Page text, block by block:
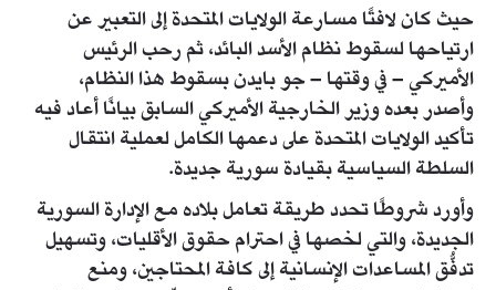
حيث كان لافتًا مسارعة الولايات المتحدة إلى التعبير عن
ارتياحها لسقوط نظام الأسد البائد، ثم رحب الرئيس
الأميركي – في وقتها – جو بايدن بسقوط هذا النظام،
وأصدر بعده وزير الخارجية الأميركي السابق بيانًا أعاد فيه
تأكيد الولايات المتحدة على دعمها الكامل لعملية انتقال
السلطة السياسية بقيادة سورية جديدة.
وأورد شروطًا تحدد طريقة تعامل بلاده مع الإدارة السورية
الجديدة، والتي لخصها في احترام حقوق الأقليات، وتسهيل
تدفُّق المساعدات الإنسانية إلى كافة المحتاجين، ومنع